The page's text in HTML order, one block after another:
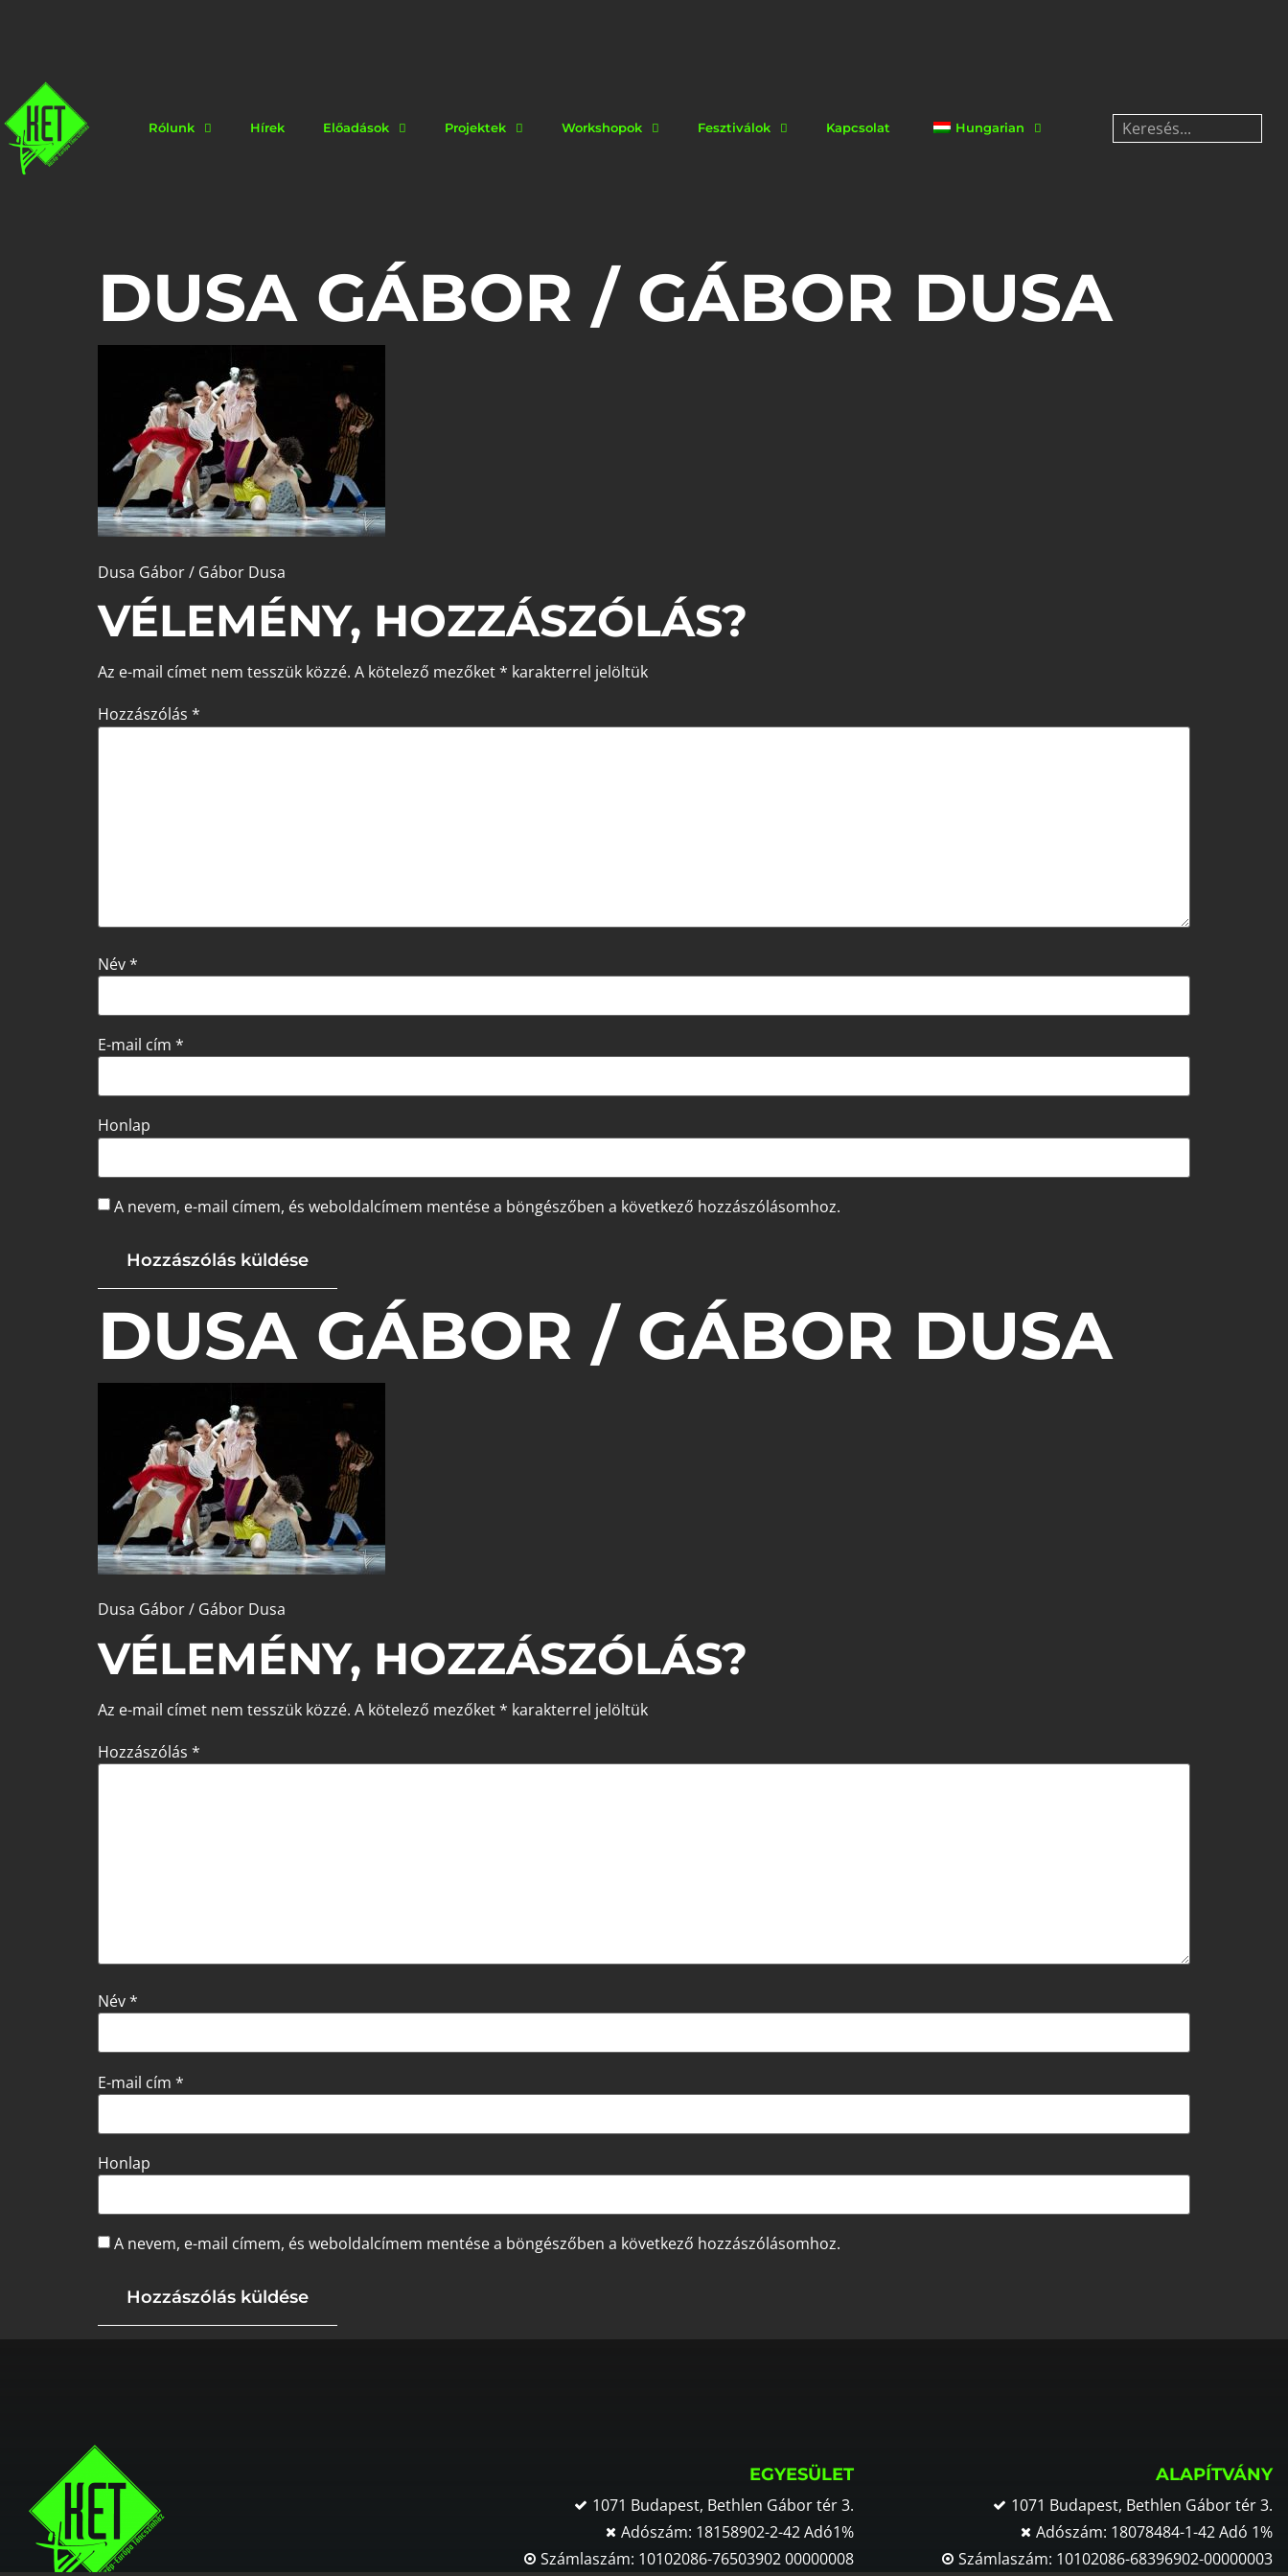
Rólunk Hírek Előadások Projektek Workshopok Fesztiválok Kapcsolat Hungarian
DUSA GÁBOR / GÁBOR DUSA
Dusa Gábor / Gábor Dusa
VÉLEMÉNY, HOZZÁSZÓLÁS?
Az e-mail címet nem tesszük közzé. A kötelező mezőket* karakterrel jelöltük
Hozzászólás *
Név*
E-mail cím *
Honlap
A nevem, e-mail címem, és weboldalcímem mentése a böngészőben a következő hozzászólásomhoz.
DUSA GÁBOR / GÁBOR DUSA
Dusa Gábor / Gábor Dusa
VÉLEMÉNY, HOZZÁSZÓLÁS?
Az e-mail címet nem tesszük közzé. A kötelező mezőket* karakterrel jelöltük
Hozzászólás *
Név*
E-mail cím *
Honlap
A nevem, e-mail címem, és weboldalcímem mentése a böngészőben a következő hozzászólásomhoz.
EGYESÜLET
1071 Budapest, Bethlen Gábor tér 3.
Adószám: 18158902-2-42 Adó1%
Számlaszám: 10102086-76503902 00000008
ALAPÍTVÁNY
1071 Budapest, Bethlen Gábor tér 3.
Adószám: 18078484-1-42 Adó 1%
Számlaszám: 10102086-68396902-00000003